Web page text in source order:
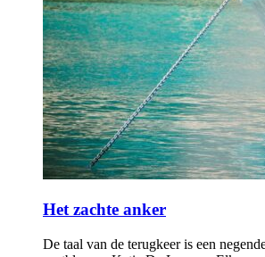
Het zachte anker
De taal van de terugkeer is een